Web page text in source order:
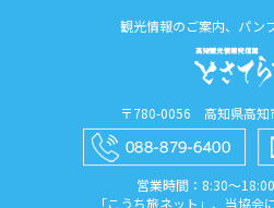
観光情報のご案内、パン
〒780-0056 高知県高知
営業時間：8:30〜18:00
「こうち旅ネット」、当協会